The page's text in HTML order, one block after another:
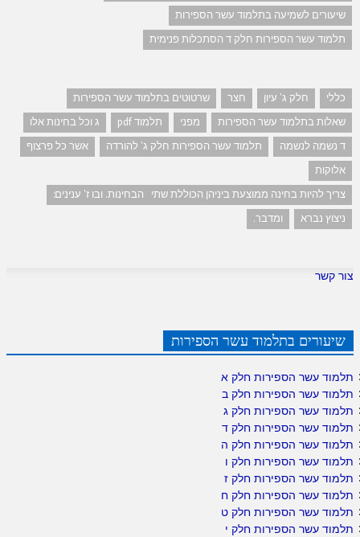
שיעורים לשמיעה בתלמוד עשר הספירות
תלמוד עשר הספירות חלק ד הסתכלות פנימית
כללי חלק ג' עיון חצר
שרטוטים בתלמוד עשר הספירות
שאלות בתלמוד עשר הספירות
מפני תלמוד pdf
ג וכל בחינות אלו
ד נשמה לנשמה
תלמוד עשר הספירות חלק ג' להורדה
אשר כל פרצוף
אלוקות
צריך להיות בחינה ממוצעת ביניהן הכוללת שתי הבחינות. ובו ז' ענינים:
ניצוץ נברא
ומדבר.
צור קשר
שיעורים בתלמוד עשר הספירות
תלמוד עשר הספירות חלק א
תלמוד עשר הספירות חלק ב
תלמוד עשר הספירות חלק ג
תלמוד עשר הספירות חלק ד
תלמוד עשר הספירות חלק ה
תלמוד עשר הספירות חלק ו
תלמוד עשר הספירות חלק ז
תלמוד עשר הספירות חלק ח
תלמוד עשר הספירות חלק ט
תלמוד עשר הספירות חלק י